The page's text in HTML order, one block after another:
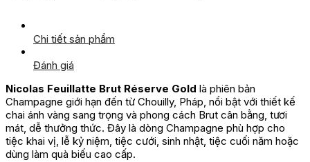
Chi tiết sản phẩm
Đánh giá
Nicolas Feuillatte Brut Réserve Gold là phiên bản
Champagne giới hạn đến từ Chouilly, Pháp, nổi bật với thiết kế
chai ánh vàng sang trọng và phong cách Brut cân bằng, tươi
mát, dễ thưởng thức. Đây là dòng Champagne phù hợp cho
tiệc khai vị, lễ kỷ niệm, tiệc cưới, sinh nhật, tiệc cuối năm hoặc
dùng làm quà biếu cao cấp.